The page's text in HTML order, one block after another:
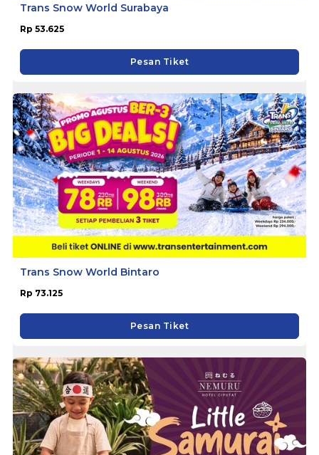
Trans Snow World Surabaya
Rp 53.625
Pesan Tiket
Trans Snow World Bintaro
Rp 73.125
Pesan Tiket